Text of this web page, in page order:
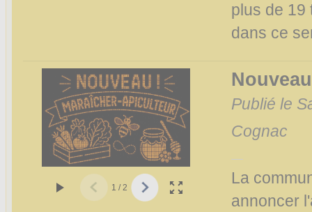
plus de 19
dans ce
1 / 2
Publié le
Cognac
La
annoncer